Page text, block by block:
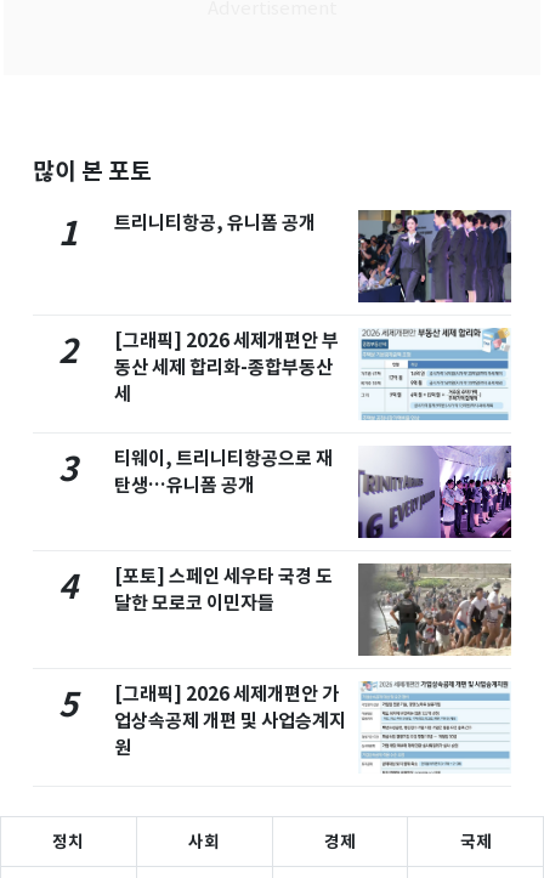
많이 본 포토
1 트리니티항공, 유니폼 공개
2
[그래픽] 2026 세제개편안 부
동산 세제 합리화-종합부동산
세
3
티웨이, 트리니티항공으로 재
탄생…유니폼 공개
4
[포토] 스페인 세우타 국경 도
달한 모로코 이민자들
5
[그래픽] 2026 세제개편안 가
업상속공제 개편 및 사업승계지
원
정치 사회 경제 국제